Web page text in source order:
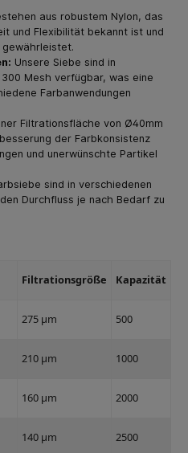
aus robustem Nylon, das
und Flexibilität bekannt ist und
gewährleistet.
Unsere Siebe sind in
Mesh verfügbar, was eine
Farbanwendungen
Filtrationsfläche von Ø40mm
der Farbkonsistenz
und unerwünschte Partikel
sind in verschiedenen
Durchfluss je nach Bedarf zu
Filtrationsgröße Kapazität
275 μm 500
210 μm 1000
160 μm 2000
140 μm 2500